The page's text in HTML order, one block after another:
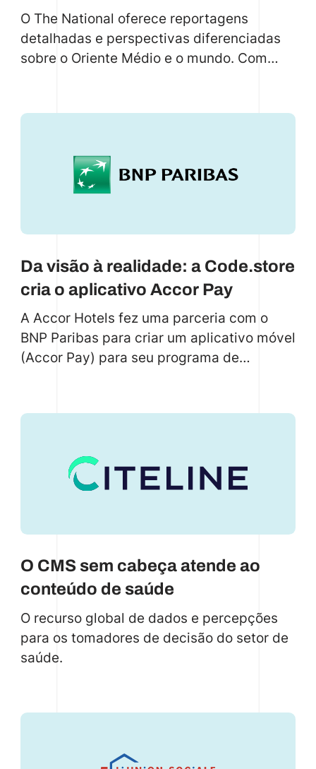
legado à solução moderna
baseada em Flutter
O The National oferece reportagens
detalhadas e perspectivas diferenciadas
sobre o Oriente Médio e o mundo. Com
diversificados, o The National é uma fonte
complexidades do cenário global atual.
Da visão à realidade: a Code.store
cria o aplicativo Accor Pay
A Accor Hotels fez uma parceria com o
BNP Paribas para criar um aplicativo móvel
(Accor Pay) para seu programa de
(iOS) para se conectar perfeitamente ao
oferece rastreamento de pontos em tempo
real, gerenciamento de contas e uma
experiência de usuário tranquila,
sucedido em ambas as lojas de aplicativos
e uma alta classificação (4,6 estrelas na
Apple Store). Esse projeto destaca a
experiência da Code.store no
desenvolvimento entre plataformas e a
colaboração com as principais instituições
financeiras.
O CMS sem cabeça atende ao
conteúdo de saúde
O recurso global de dados e percepções
para os tomadores de decisão do setor de
saúde.